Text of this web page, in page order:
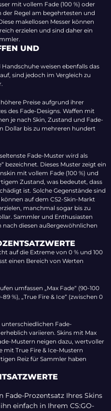
mit vollem Fade (100 %) oder
der Regel am begehrtesten und
makellosen Messer können
erzielen und sind daher ein
UND
weisen ebenfalls das
sind jedoch im Vergleich zu
Preise aufgrund ihrer
des Fade-Designs. Waffen mit
je nach Skin, Zustand und Fade-
Dollar bis zu mehreren hundert
Fade-Muster wird als
bezeichnet. Dieses Muster zeigt ein
mit vollem Fade (100 %) und
Zustand, was bedeutet, dass
ist. Solche Gegenstände sind
auf dem CS2-Skin-Markt
manchmal sogar bis zu
Sammler und Enthusiasten
nach diesen außergewöhnlichen
auf die Extreme von 0 % und 100
einen Bereich von Werten
umfassen „Max Fade“ (90-100
89 %), „True Fire & Ice“ (zwischen 0
Fade-
variieren. Skins mit Max
Mustern neigen dazu, wertvoller
mit True Fire & Ice-Mustern
Reiz für Sammler haben
Fade-Prozentsatz Ihres Skins
einfach in Ihrem CS:GO-